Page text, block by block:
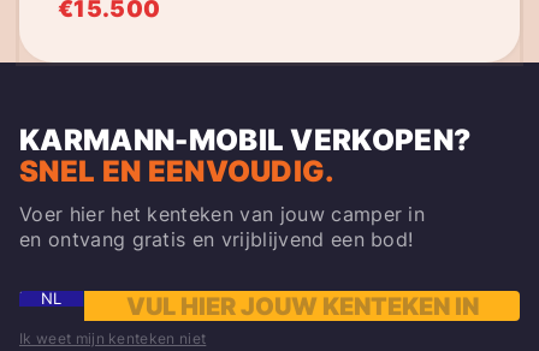
€15.500
KARMANN-MOBIL VERKOPEN?
SNEL EN EENVOUDIG.
Voer hier het kenteken van jouw camper in
en ontvang gratis en vrijblijvend een bod!
NL
Ik weet mijn kenteken niet